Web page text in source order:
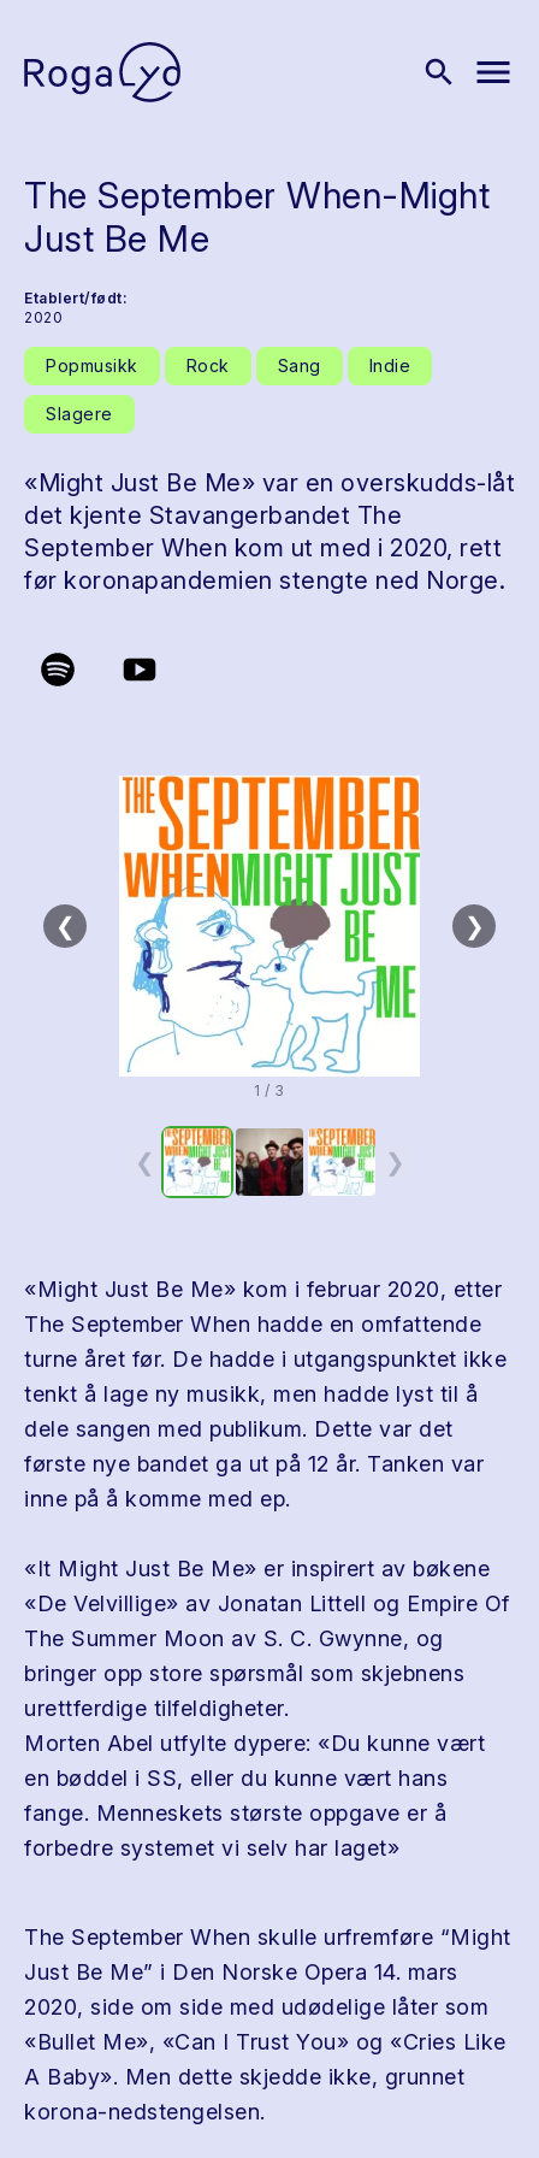
search menu
The September When-Might
Just Be Me
Etablert/født:
2020
Popmusikk Rock Sang Indie
Slagere
«Might Just Be Me» var en overskudds-låt
det kjente Stavangerbandet The
September When kom ut med i 2020, rett
før koronapandemien stengte ned Norge.
❮ ❯
1 / 3
❮ ❯
«Might Just Be Me» kom i februar 2020, etter
The September When hadde en omfattende
turne året før. De hadde i utgangspunktet ikke
tenkt å lage ny musikk, men hadde lyst til å
dele sangen med publikum. Dette var det
første nye bandet ga ut på 12 år. Tanken var
inne på å komme med ep.
«It Might Just Be Me» er inspirert av bøkene
«De Velvillige» av Jonatan Littell og Empire Of
The Summer Moon av S. C. Gwynne, og
bringer opp store spørsmål som skjebnens
urettferdige tilfeldigheter.
Morten Abel utfylte dypere: «Du kunne vært
en bøddel i SS, eller du kunne vært hans
fange. Menneskets største oppgave er å
forbedre systemet vi selv har laget»
The September When skulle urfremføre “Might
Just Be Me” i Den Norske Opera 14. mars
2020, side om side med udødelige låter som
«Bullet Me», «Can I Trust You» og «Cries Like
A Baby». Men dette skjedde ikke, grunnet
korona-nedstengelsen.